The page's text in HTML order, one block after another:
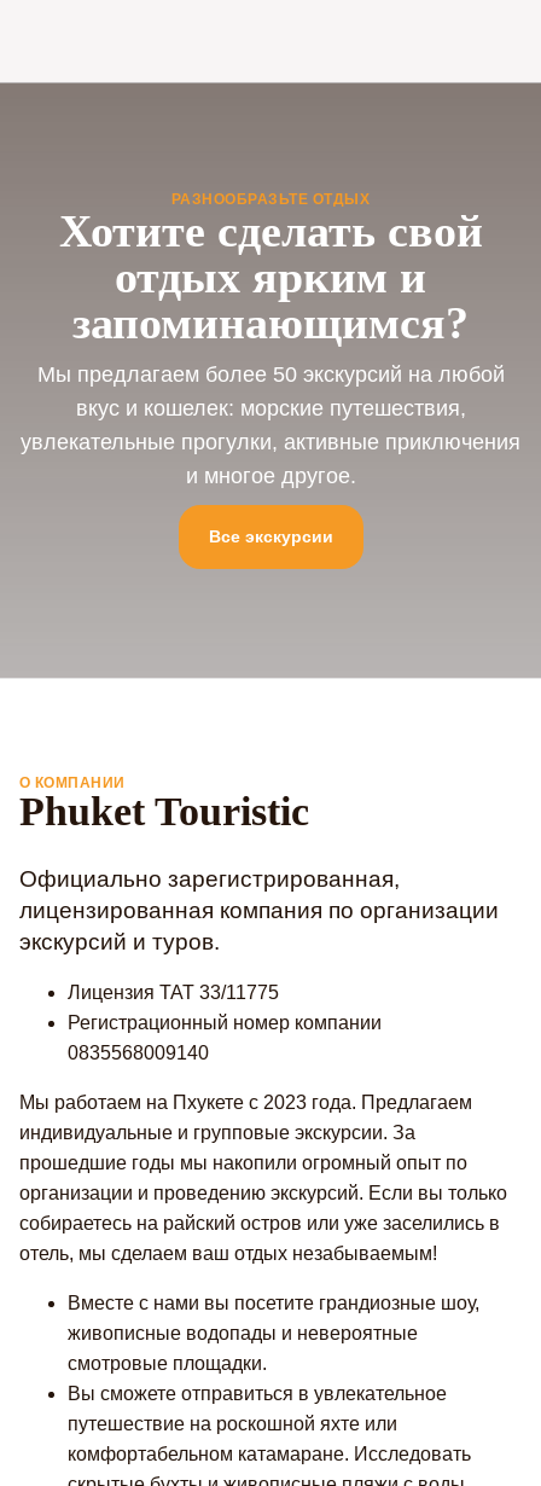
РАЗНООБРАЗЬТЕ ОТДЫХ
Хотите сделать свой
отдых ярким и
запоминающимся?
Мы предлагаем более 50 экскурсий на любой
вкус и кошелек: морские путешествия,
увлекательные прогулки, активные приключения
и многое другое.
Все экскурсии
О КОМПАНИИ
Phuket Touristic
Официально зарегистрированная,
лицензированная компания по организации
экскурсий и туров.
Лицензия TAT 33/11775
Регистрационный номер компании
0835568009140
Мы работаем на Пхукете с 2023 года. Предлагаем
индивидуальные и групповые экскурсии. За
прошедшие годы мы накопили огромный опыт по
организации и проведению экскурсий. Если вы только
собираетесь на райский остров или уже заселились в
отель, мы сделаем ваш отдых незабываемым!
Вместе с нами вы посетите грандиозные шоу,
живописные водопады и невероятные
смотровые площадки.
Вы сможете отправиться в увлекательное
путешествие на роскошной яхте или
комфортабельном катамаране. Исследовать